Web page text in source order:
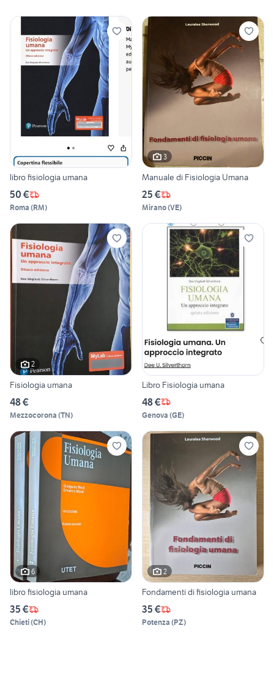
libro fisiologia umana
50 €
Roma (RM)
3
Manuale di Fisiologia Umana
25 €
Mirano(VE)
2
Fisiologia umana
48 €
Mezzocorona (TN)
Libro Fisiologia umana
48 €
Genova (GE)
6
libro fisiologia umana
35 €
Chieti(CH)
2
Fondamenti di fisiologia umana
35 €
Potenza (PZ)